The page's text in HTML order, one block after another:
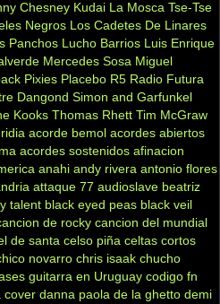
Chesney Kudai La Mosca Tse-Tse
Negros Los Cadetes De Linares
Panchos Lucho Barrios Luis Enrique
Mercedes Sosa Miguel
Pixies Placebo R5 Radio Futura
Dangond Simon and Garfunkel
Kooks Thomas Rhett Tim McGraw
acorde bemol acordes abiertos
acordes sostenidos afinacion
anahi andy rivera antonio flores
attaque 77 audioslave beatriz
talent black eyed peas black veil
de rocky cancion del mundial
de santa celso piña celtas cortos
novarro chris isaak chucho
guitarra en Uruguay codigo fn
cover danna paola de la ghetto demi